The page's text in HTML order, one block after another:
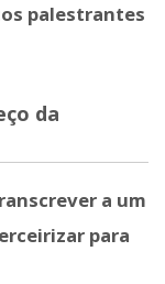
palestrantes
da
a um
para